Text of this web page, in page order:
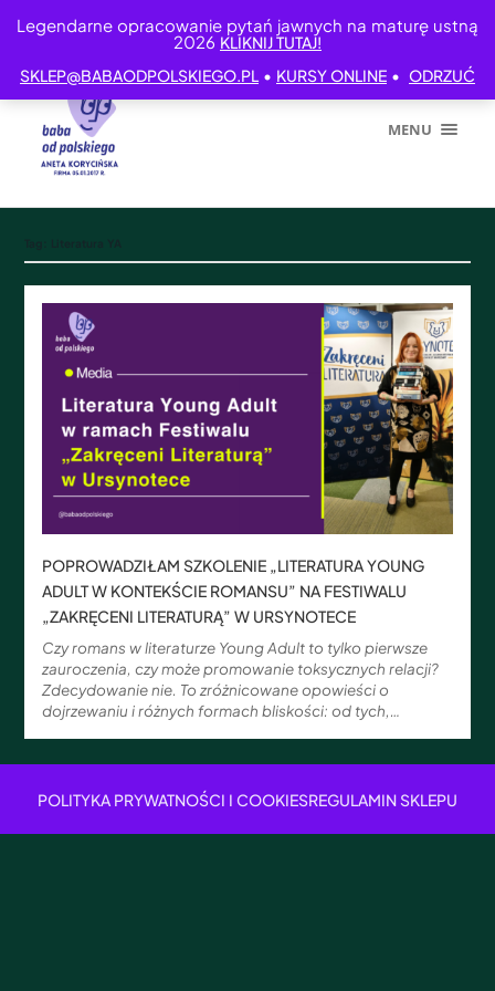
Legendarne opracowanie pytań jawnych na maturę ustną
2026 KLIKNIJ TUTAJ!
SKLEP@BABAODPOLSKIEGO.PL • KURSY ONLINE • ODRZUĆ
MENU
POPROWADZIŁAM SZKOLENIE „LITERATURA YOUNG
ADULT W KONTEKŚCIE ROMANSU” NA FESTIWALU
„ZAKRĘCENI LITERATURĄ” W URSYNOTECE
Czy romans w literaturze Young Adult to tylko pierwsze
zauroczenia, czy może promowanie toksycznych relacji?
Zdecydowanie nie. To zróżnicowane opowieści o
dojrzewaniu i różnych formach bliskości: od tych,…
POLITYKA PRYWATNOŚCI I COOKIESREGULAMIN SKLEPU